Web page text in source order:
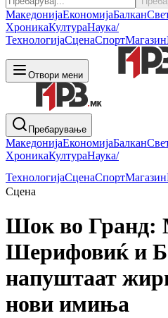
МакедонијаЕкономијаБалкан
ХроникаКултураНаука/
ТехнологијаСценаСпортМагазин
Отвори мени
Пребарување
МакедонијаЕкономијаБалкан
ХроникаКултураНаука/
ТехнологијаСценаСпортМагазин
Сцена
Шок во Гранд:
Шерифовиќ и
напуштаат
нови имиња